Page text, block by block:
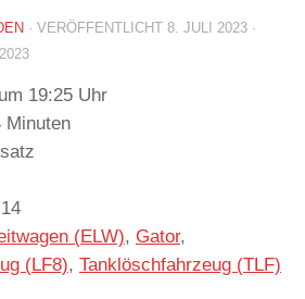
· VERÖFFENTLICHT 8. JULI 2023 ·
19:25 Uhr
Minuten
14
(ELW), Gator,
(LF8), Tanklöschfahrzeug (TLF)